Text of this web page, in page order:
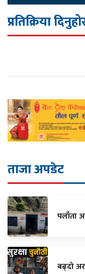
प्रतिक्रिया
ताजा अपडेट
पलाँता
बढ्दो